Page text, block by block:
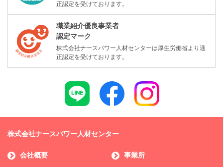
正認定を受けております。
職業紹介優良事業者
認定マーク
株式会社ナースパワー人材センターは厚生労働省より適
正認定を受けております。
株式会社ナースパワー人材センター
会社概要 事業所